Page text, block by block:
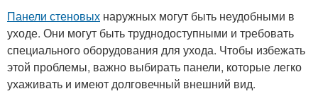
Панели стеновых наружных могут быть неудобными в
уходе. Они могут быть труднодоступными и требовать
специального оборудования для ухода. Чтобы избежать
этой проблемы, важно выбирать панели, которые легко
ухаживать и имеют долговечный внешний вид.